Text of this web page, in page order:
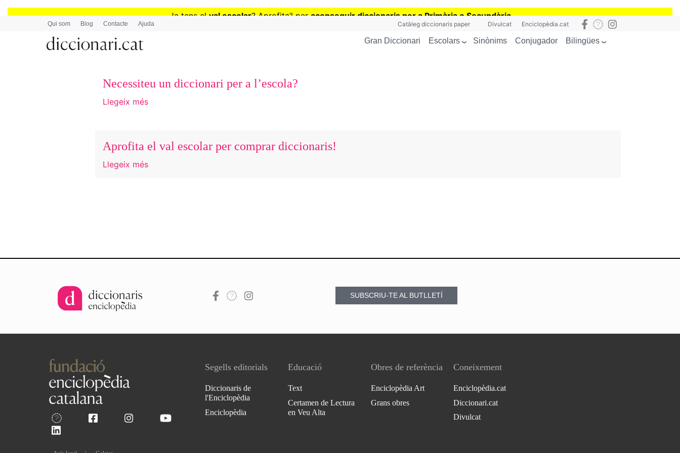
Vés
Ja tens elval escolar? Aprofita’l peraconseguir diccionaris per a Primària o Secundària
Qui som Blog Contacte Ajuda Catàleg diccionaris paper Divulcat Enciclopèdia.cat
Gran Diccionari Escolars Sinònims Conjugador Bilingües
Necessiteu un diccionari per a l’escola?
Llegeix més
Aprofita el val escolar per comprar diccionaris!
Llegeix més
SUBSCRIU-TE AL BUTLLETÍ
Segells editorials
Diccionaris de
l'Enciclopèdia
Enciclopèdia
Educació
Text
Certamen de Lectura
en Veu Alta
Obres de referència
Enciclopèdia Art
Grans obres
Coneixement
Enciclopèdia.cat
Diccionari.cat
Divulcat